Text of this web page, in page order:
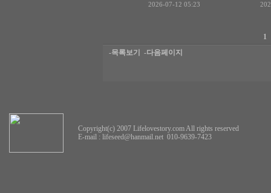
2026-07-12 05:23
1
-목록보기
-다음페이지
Copyright(c) 2007 Lifelovestory.com All rights reserved
E-mail : lifeseed@hanmail.net 010-9639-7423